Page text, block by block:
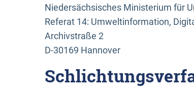
Niedersächsisches Ministerium für
Referat 14: Umweltinformation,
Archivstraße 2
D-30169 Hannover